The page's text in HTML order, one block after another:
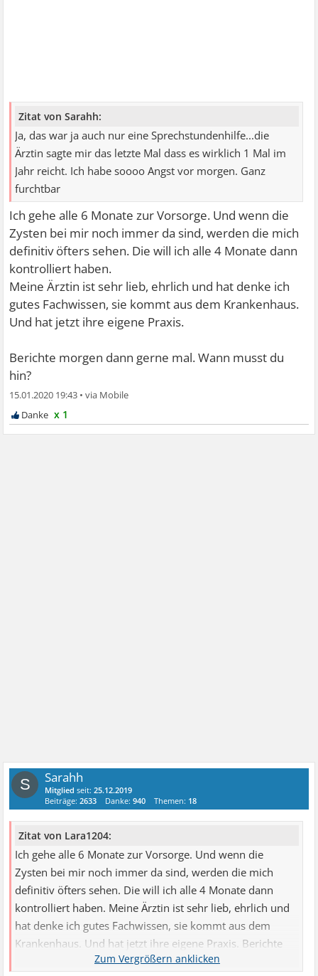
Zitat von Sarahh:
Ja, das war ja auch nur eine Sprechstundenhilfe...die
Ärztin sagte mir das letzte Mal dass es wirklich 1 Mal im
Jahr reicht. Ich habe soooo Angst vor morgen. Ganz
furchtbar
Ich gehe alle 6 Monate zur Vorsorge. Und wenn die
Zysten bei mir noch immer da sind, werden die mich
definitiv öfters sehen. Die will ich alle 4 Monate dann
kontrolliert haben.
Meine Ärztin ist sehr lieb, ehrlich und hat denke ich
gutes Fachwissen, sie kommt aus dem Krankenhaus.
Und hat jetzt ihre eigene Praxis.
Berichte morgen dann gerne mal. Wann musst du
hin?
15.01.2020 19:43 •
x 1
S Sarahh
Mitglied seit:25.12.2019
Beiträge:2633 Danke:940 Themen: 18
Zitat von Lara1204:
Ich gehe alle 6 Monate zur Vorsorge. Und wenn die
Zysten bei mir noch immer da sind, werden die mich
definitiv öfters sehen. Die will ich alle 4 Monate dann
kontrolliert haben. Meine Ärztin ist sehr lieb, ehrlich und
hat denke ich gutes Fachwissen, sie kommt aus dem
Krankenhaus. Und hat jetzt ihre eigene Praxis. Berichte
morgen dann gerne mal. Wann musst du hin?